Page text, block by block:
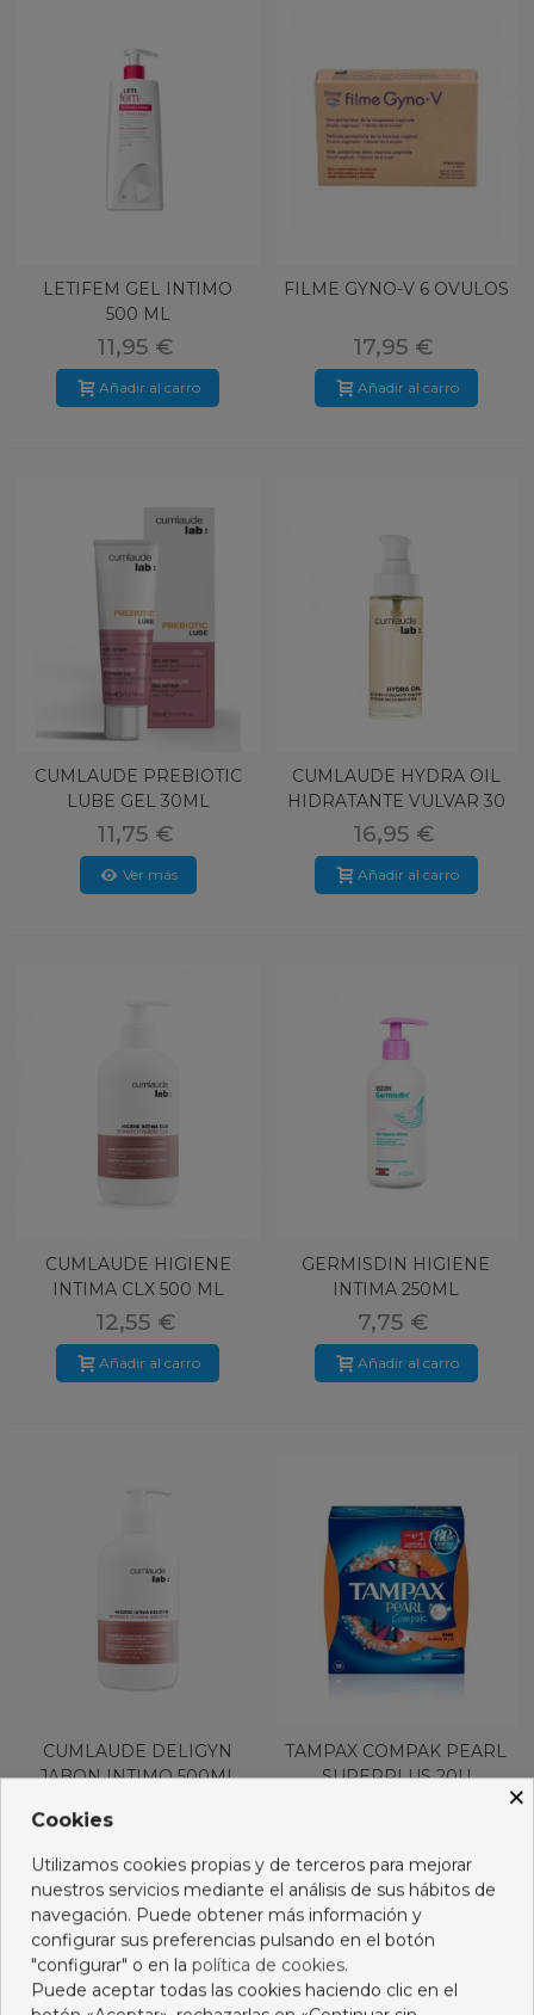
LETIFEM GEL INTIMO
500 ML
11,95 €
Añadir al carro
FILME GYNO-V 6 OVULOS
17,95 €
Añadir al carro
CUMLAUDE PREBIOTIC
LUBE GEL 30ML
11,75 €
Ver más
CUMLAUDE HYDRA OIL
HIDRATANTE VULVAR 30
ML
16,95 €
Añadir al carro
CUMLAUDE HIGIENE
INTIMA CLX 500 ML
12,55 €
Añadir al carro
GERMISDIN HIGIENE
INTIMA 250ML
7,75 €
Añadir al carro
CUMLAUDE DELIGYN
JABON INTIMO 500ML
12,55 €
TAMPAX COMPAK PEARL
SUPERPLUS 20U
×
Cookies
Utilizamos cookies propias y de terceros para mejorar
nuestros servicios mediante el análisis de sus hábitos de
navegación. Puede obtener más información y
configurar sus preferencias pulsando en el botón
"configurar" o en la política de cookies.
Puede aceptar todas las cookies haciendo clic en el